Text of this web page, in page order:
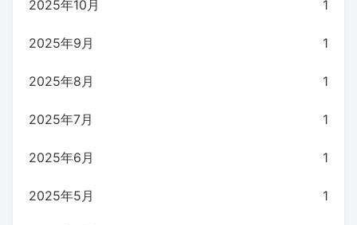
2025年10月 1
2025年9月 1
2025年8月 1
2025年7月 1
2025年6月 1
2025年5月 1